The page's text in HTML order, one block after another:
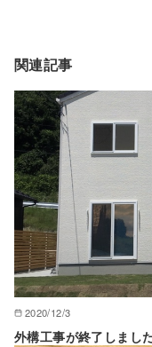
関連記事
2020/12/3
外構工事が終了しまし